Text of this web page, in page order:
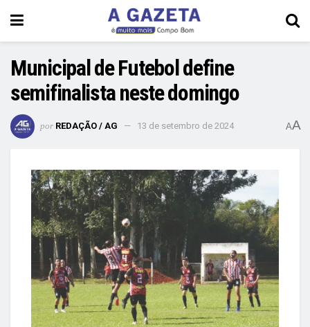
Municipal de Futebol define
semifinalista neste domingo
por REDAÇÃO / AG 13 de setembro de 2024 AA